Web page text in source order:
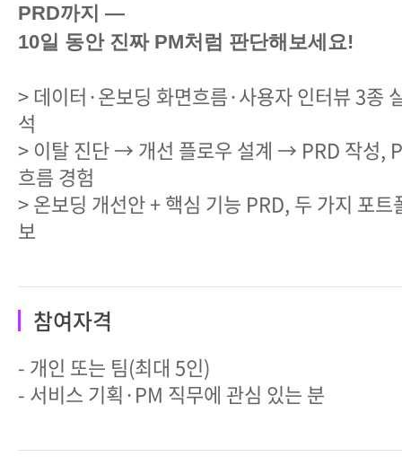
PRD까지 —
10일 동안 진짜 PM처럼 판단해보세요!
> 데이터·온보딩 화면흐름·사용자 인터뷰 3종
석
> 이탈 진단 → 개선 플로우 설계 → PRD 작성,
흐름 경험
> 온보딩 개선안 + 핵심 기능 PRD, 두 가지 포트
보
참여자격
- 개인 또는 팀(최대 5인)
- 서비스 기획·PM 직무에 관심 있는 분